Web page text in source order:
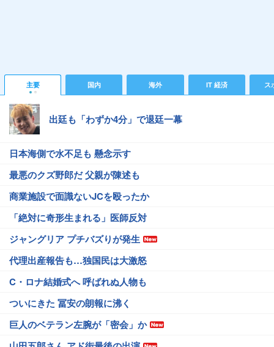
主要 国内 海外 IT 経済 ス
出廷も「わずか4分」で退廷一幕
日本海側で水不足も 懸念示す
最悪のクズ野郎だ 父親が陳述も
商業施設で面識ないJCを殴ったか
「絶対に奇形生まれる」医師反対
ジャングリア プチバズりが発生
代理出産報告も…独国民は大激怒
C・ロナ結婚式へ 呼ばれぬ人物も
ついにきた 冨安の朗報に沸く
巨人のベテラン左腕が「密会」か